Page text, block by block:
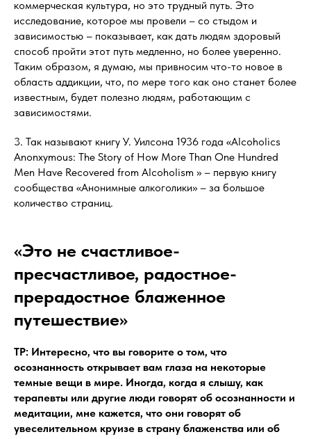
коммерческая культура, но это трудный путь. Это
исследование, которое мы провели – со стыдом и
зависимостью – показывает, как дать людям здоровый
способ пройти этот путь медленно, но более уверенно.
Таким образом, я думаю, мы привносим что-то новое в
область аддикции, что, по мере того как оно станет более
известным, будет полезно людям, работающим с
зависимостями.
3. Так называют книгу У. Уилсона 1936 года «Alcoholics
Anonxymous: The Story of How More Than One Hundred
Men Have Recovered from Alcoholism » – первую книгу
сообщества «Анонимные алкоголики» – за большое
количество страниц.
«Это не счастливое-
пресчастливое, радостное-
прерадостное блаженное
путешествие»
ТР: Интересно, что вы говорите о том, что
осознанность открывает вам глаза на некоторые
темные вещи в мире. Иногда, когда я слышу, как
терапевты или другие люди говорят об осознанности и
медитации, мне кажется, что они говорят об
увеселительном круизе в страну блаженства или об